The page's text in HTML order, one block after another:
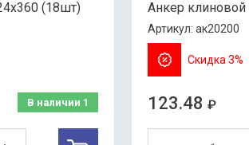
(18шт)
В наличии 1
Анкер
Артикул: ак20200
Скидка 3%
123.48 ₽